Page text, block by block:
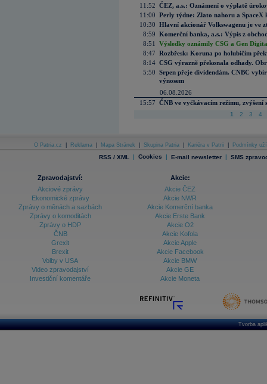
11:52 ČEZ, a.s.: Oznámení o výplatě
11:00 Perly týdne: Zlato nahoru a SpaceX
10:30 Hlavní akcionář Volkswagenu je ve
8:59 Komerční banka, a.s.: Výpis z
8:51
Výsledky oznámily CSG a Gen
8:47 Rozbřesk: Koruna po holubičím
8:14 CSG výrazně překonala odhady.
5:50 Srpen přeje dividendám. CNBC
výnosem
06.08.2026
15:57 ČNB ve vyčkávacím režimu, zvýšení
1 2 3 4
O Patria.cz Reklama Mapa Stránek Skupina Patria Kariéra v Patrii Podmínky
RSS / XML | Cookies | E-mail newsletter | SMS
Zpravodajství:
Akciové zprávy
Ekonomické zprávy
Zprávy o měnách a sazbách
Zprávy o komoditách
Zprávy o HDP
ČNB
Grexit
Brexit
Volby v USA
Video zpravodajství
Investiční komentáře
Akcie:
Akcie ČEZ
Akcie NWR
Akcie Komerční banka
Akcie Erste Bank
Akcie O2
Akcie Kofola
Akcie Apple
Akcie Facebook
Akcie BMW
Akcie GE
Akcie Moneta
Tvorba